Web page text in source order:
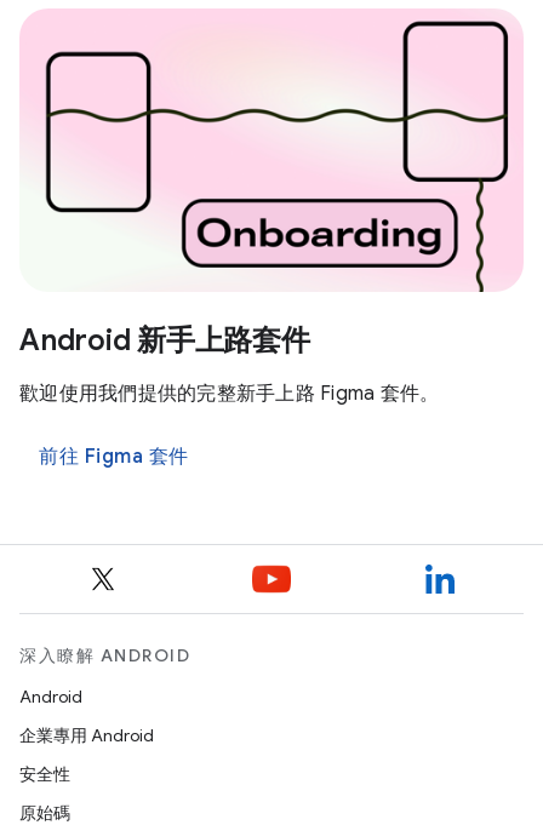
Android 新手上路套件
歡迎使用我們提供的完整新手上路 Figma 套件。
前往 Figma 套件
深入瞭解 ANDROID
Android
企業專用 Android
安全性
原始碼